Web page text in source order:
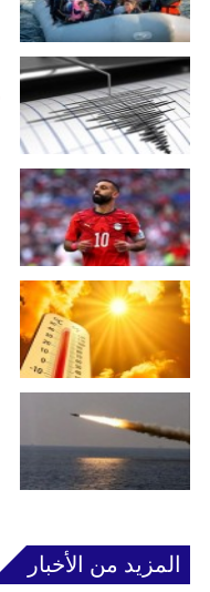
المزيد من الأخبار